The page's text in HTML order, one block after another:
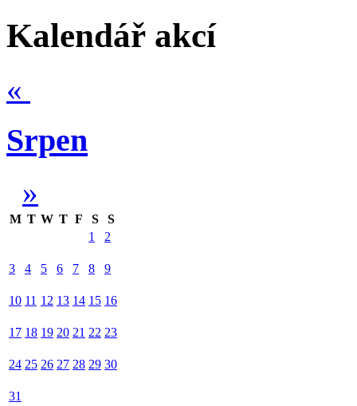
Kalendář akcí
«
Srpen
»
M T W T F S
S
1
2
3 4 5 6 7 8 9
10 11 12 13 14 15 16
17 18 19 20 21 22 23
24 25 26 27 28 29 30
31